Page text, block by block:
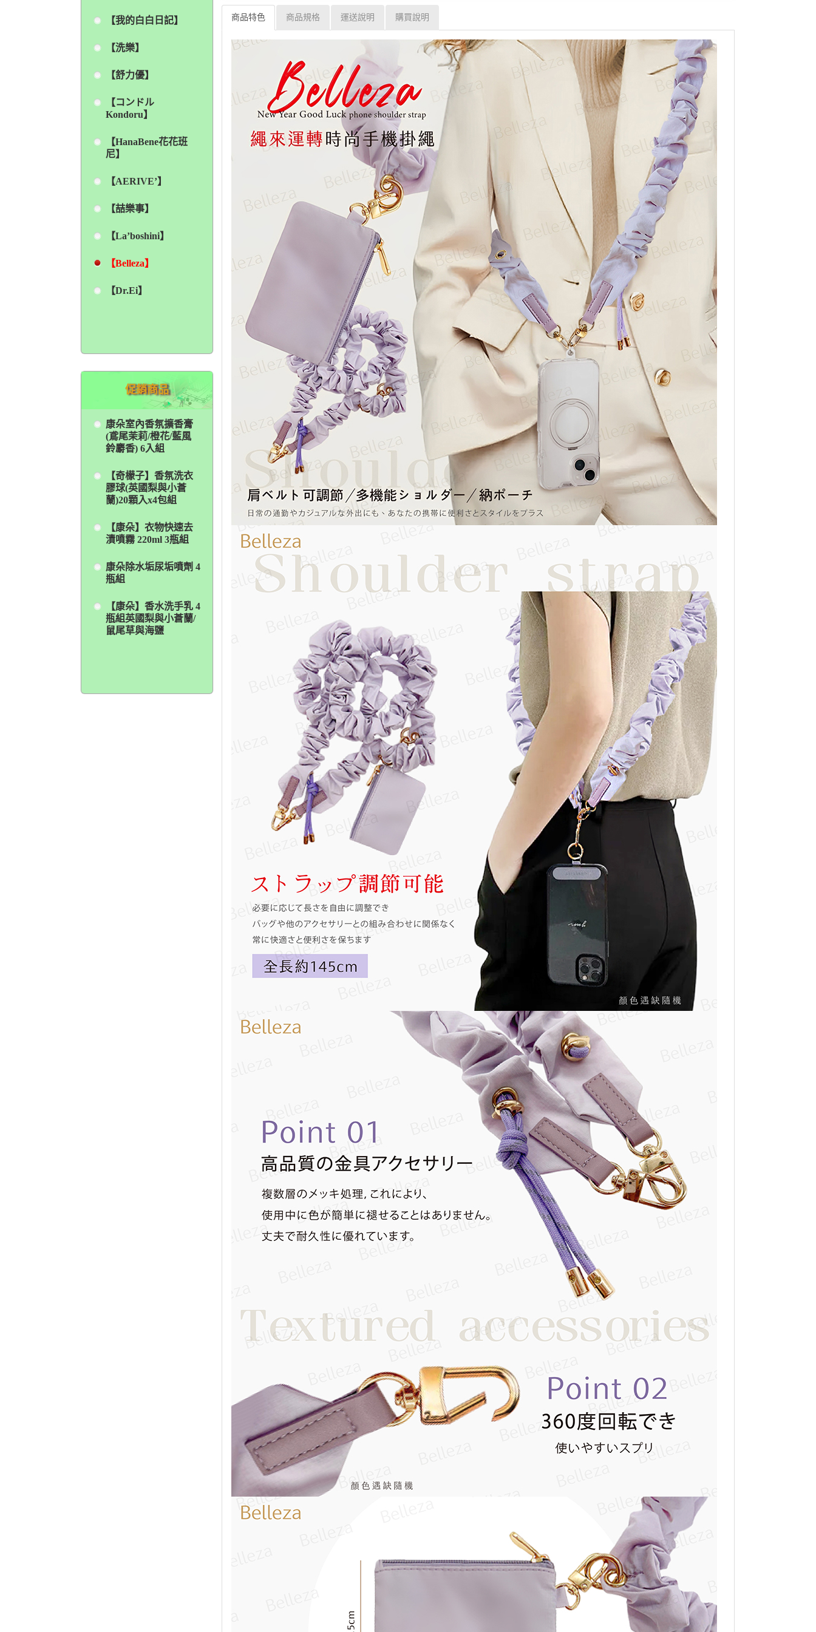
【我的白白日記】
【洗樂】
【舒力優】
【コンドル
Kondoru】
【HanaBene花花班
尼】
【AERIVE’】
【喆樂事】
【La’boshini】
【Belleza】
【Dr.Ei】
促銷商品
康朵室內香氛擴香膏
(鳶尾茉莉/橙花/藍風
鈴麝香) 6入組
【奇檬子】香氛洗衣
膠球(英國梨與小蒼
蘭)20顆入x4包組
【康朵】衣物快速去
漬噴霧 220ml 3瓶組
康朵除水垢尿垢噴劑 4
瓶組
【康朵】香水洗手乳 4
瓶組英國梨與小蒼蘭/
鼠尾草與海鹽
商品特色 商品規格 運送說明 購買說明